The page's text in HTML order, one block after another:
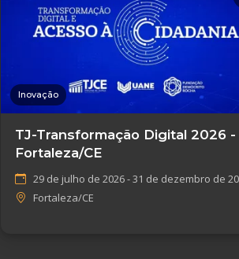
Inovação
TJ-Transformação Digital 2026 -
Fortaleza/CE
29 de julho de 2026 - 31 de dezembro de
Fortaleza/CE